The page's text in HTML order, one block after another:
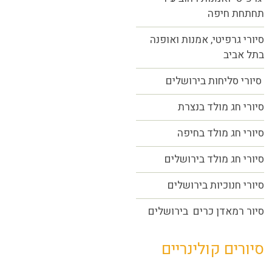
תחתחת חיפה
סיורי גרפיטי, אמנות ואופנה
בתל אביב
סיורי סליחות בירושלים
סיורי חג מולד בנצרת
סיורי חג מולד בחיפה
סיורי חג מולד בירושלים
סיורי חנוכיות בירושלים
סיור רמאדן כרים בירושלים
סיורים קולינריים